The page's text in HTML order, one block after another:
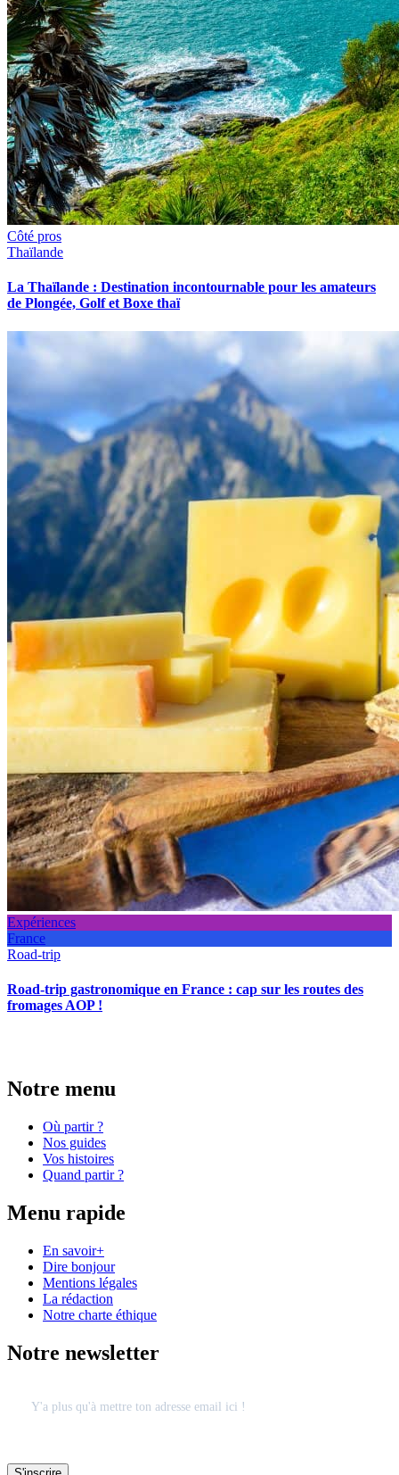
Côté pros
Thaïlande
La Thaïlande : Destination incontournable pour les amateurs
de Plongée, Golf et Boxe thaï
Expériences
France
Road-trip
Road-trip gastronomique en France : cap sur les routes des
fromages AOP !
Notre menu
Où partir ?
Nos guides
Vos histoires
Quand partir ?
Menu rapide
En savoir+
Dire bonjour
Mentions légales
La rédaction
Notre charte éthique
Notre newsletter